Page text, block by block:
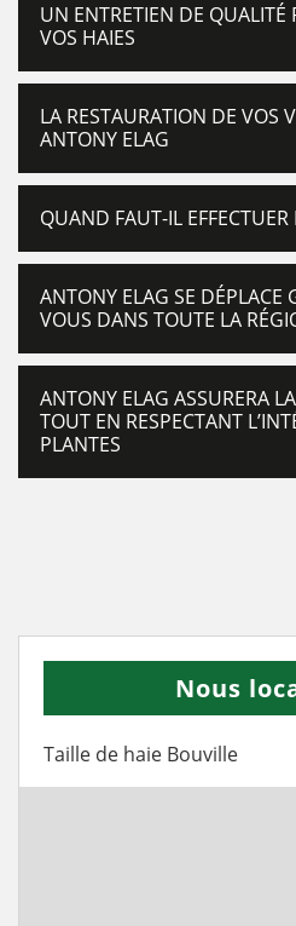
UN ENTRETIEN DE QUALITÉ
VOS HAIES
LA RESTAURATION DE VOS
ANTONY ELAG
QUAND FAUT-IL
ANTONY ELAG SE DÉPLACE
VOUS DANS TOUTE LA
ANTONY ELAG ASSURERA
TOUT EN RESPECTANT
PLANTES
Nous
Taille de haie Bouville